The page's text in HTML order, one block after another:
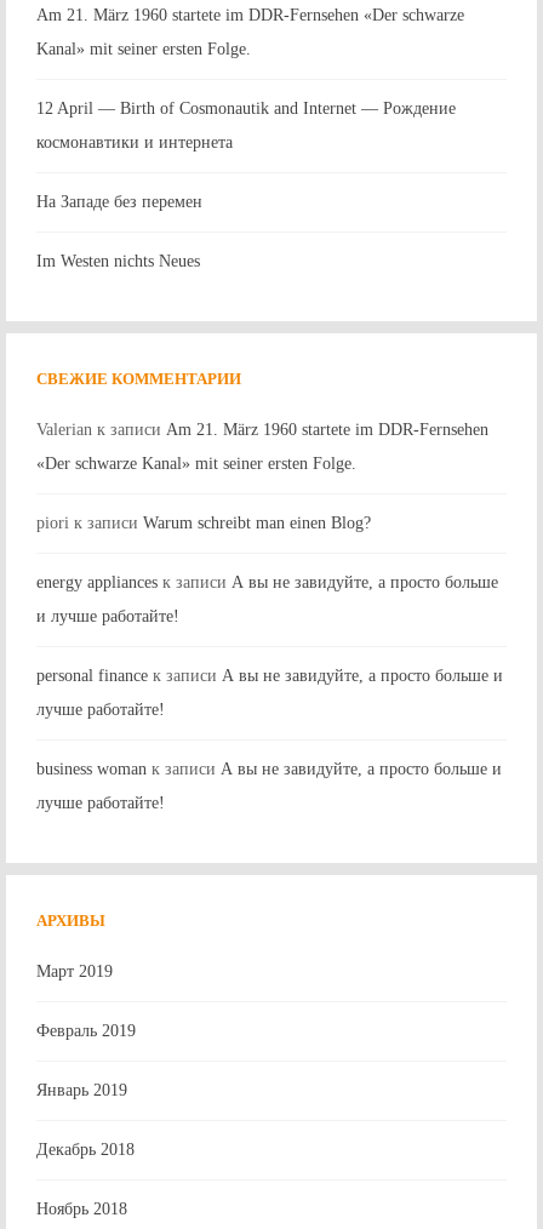
Am 21. März 1960 startete im DDR-Fernsehen «Der schwarze
Kanal» mit seiner ersten Folge.
12 April — Birth of Cosmonautik and Internet — Рождение
космонавтики и интернета
На Западе без перемен
Im Westen nichts Neues
СВЕЖИЕ КОММЕНТАРИИ
Valerian к записи Am 21. März 1960 startete im DDR-Fernsehen
«Der schwarze Kanal» mit seiner ersten Folge.
piori к записи Warum schreibt man einen Blog?
energy appliances к записи А вы не завидуйте, а просто больше
и лучше работайте!
personal finance к записи А вы не завидуйте, а просто больше и
лучше работайте!
business woman к записи А вы не завидуйте, а просто больше и
лучше работайте!
АРХИВЫ
Март 2019
Февраль 2019
Январь 2019
Декабрь 2018
Ноябрь 2018